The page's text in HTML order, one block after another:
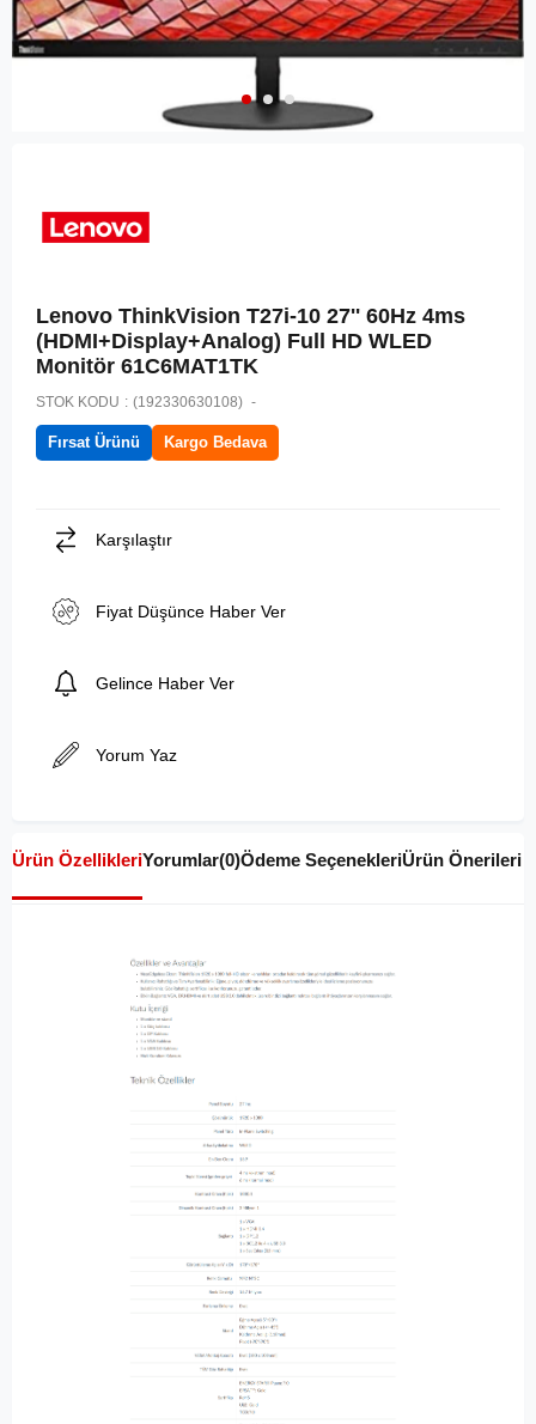
Lenovo ThinkVision T27i-10 27'' 60Hz 4ms
(HDMI+Display+Analog) Full HD WLED
Monitör 61C6MAT1TK
STOK KODU (192330630108)
Fırsat Ürünü Kargo Bedava
Karşılaştır
Fiyat Düşünce Haber Ver
Gelince Haber Ver
Yorum Yaz
Ürün ÖzellikleriYorumlar(0)Ödeme SeçenekleriÜrün Önerileri